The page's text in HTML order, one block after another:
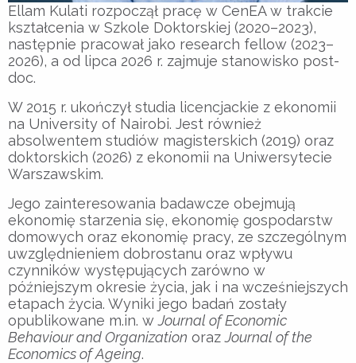
Ellam Kulati rozpoczął pracę w CenEA w trakcie
kształcenia w Szkole Doktorskiej (2020–2023),
następnie pracował jako research fellow (2023–
2026), a od lipca 2026 r. zajmuje stanowisko post-
doc.
W 2015 r. ukończył studia licencjackie z ekonomii
na University of Nairobi. Jest również
absolwentem studiów magisterskich (2019) oraz
doktorskich (2026) z ekonomii na Uniwersytecie
Warszawskim.
Jego zainteresowania badawcze obejmują
ekonomię starzenia się, ekonomię gospodarstw
domowych oraz ekonomię pracy, ze szczególnym
uwzględnieniem dobrostanu oraz wpływu
czynników występujących zarówno w
późniejszym okresie życia, jak i na wcześniejszych
etapach życia. Wyniki jego badań zostały
opublikowane m.in. wJournal of Economic
Behaviour and Organization orazJournal of the
Economics of Ageing.